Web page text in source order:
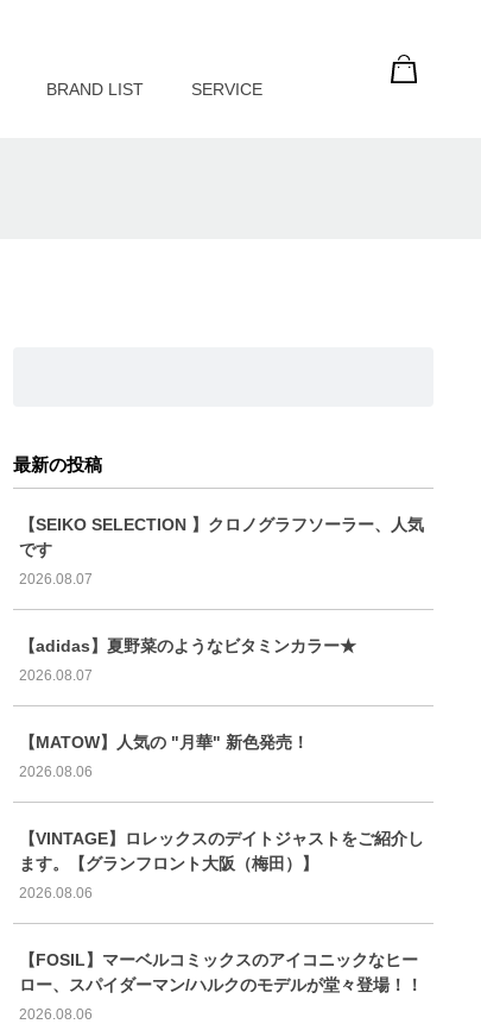
BRAND LIST SERVICE
最新の投稿
【SEIKO SELECTION 】クロノグラフソーラー、人気
です
2026.08.07
【adidas】夏野菜のようなビタミンカラー★
2026.08.07
【MATOW】人気の "月華" 新色発売！
2026.08.06
【VINTAGE】ロレックスのデイトジャストをご紹介し
ます。【グランフロント大阪（梅田）】
2026.08.06
【FOSIL】マーベルコミックスのアイコニックなヒー
ロー、スパイダーマン/ハルクのモデルが堂々登場！！
2026.08.06